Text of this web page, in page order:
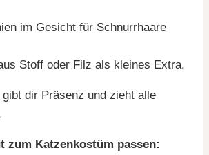
im Gesicht für Schnurrhaare
Stoff oder Filz als kleines Extra.
dir Präsenz und zieht alle
zum Katzenkostüm passen: